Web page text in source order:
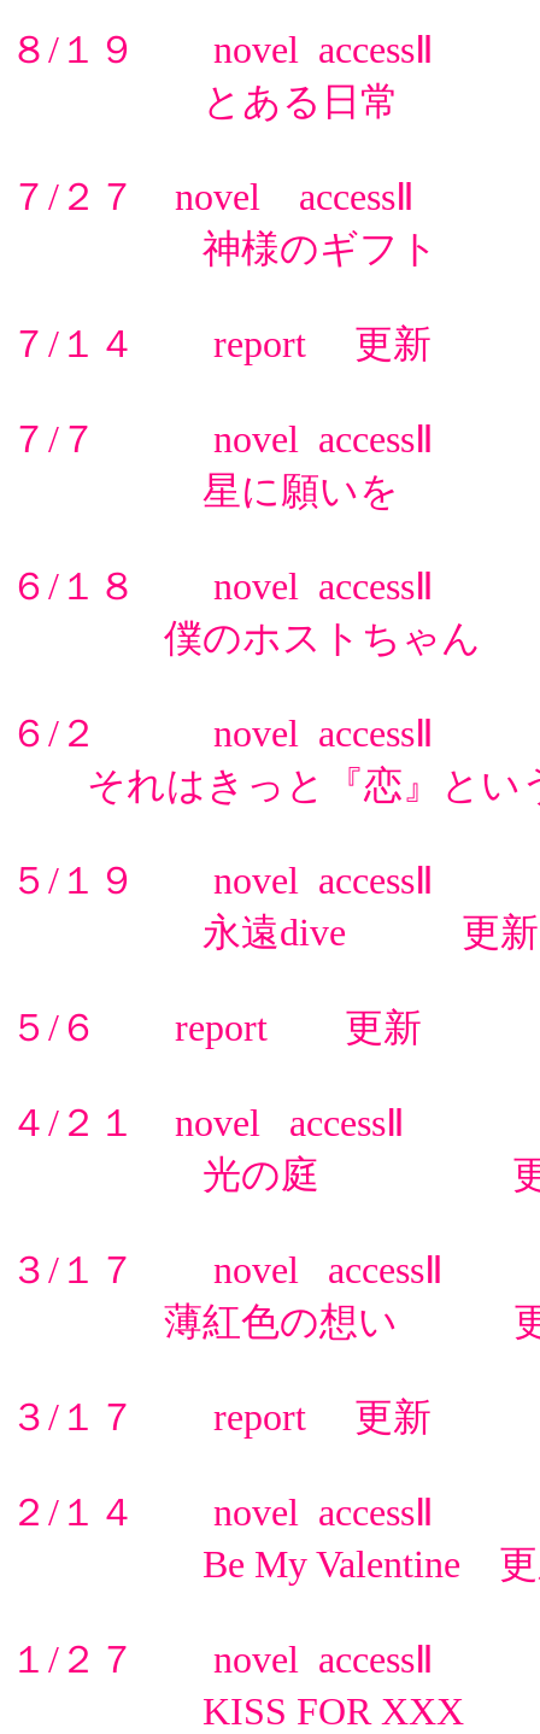
８/１９ novel accessⅡ
とある日常
７/２７ novel accessⅡ
神様のギフト
７/１４ report 更新
７/７ novel accessⅡ
星に願いを
６/１８ novel accessⅡ
僕のホストちゃ
６/２ novel accessⅡ
それはきっと『恋』と
５/１９ novel accessⅡ
永遠dive 更新
５/６ report 更新
４/２１ novel accessⅡ
光の庭 更
３/１７ novel accessⅡ
薄紅色の想い 更
３/１７ report 更新
２/１４ novel accessⅡ
Be My Valentine 更
１/２７ novel accessⅡ
KISS FOR XXX